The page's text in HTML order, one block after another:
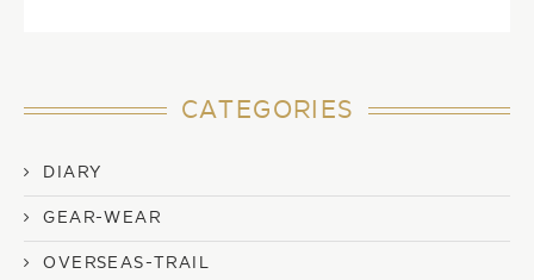
CATEGORIES
DIARY
GEAR-WEAR
OVERSEAS-TRAIL